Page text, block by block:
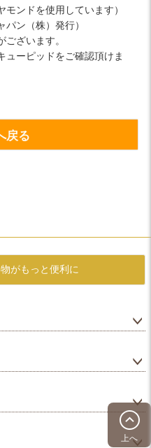
モンドを使用しています）
パン（株）発行）
ざいます。
ューピッドをご確認頂けま
戻る
上へ
がもっと便利に